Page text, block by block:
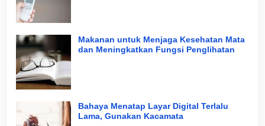
Makanan untuk Menjaga Kesehatan Mata
dan Meningkatkan Fungsi Penglihatan
Bahaya Menatap Layar Digital Terlalu
Lama, Gunakan Kacamata